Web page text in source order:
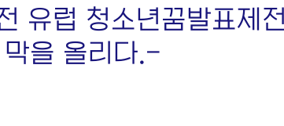
유럽 청소년꿈발표제
막을 올리다.-